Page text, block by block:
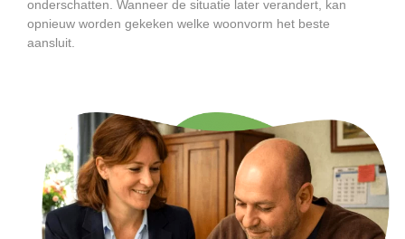
onderschatten. Wanneer de situatie later verandert, kan
opnieuw worden gekeken welke woonvorm het beste
aansluit.